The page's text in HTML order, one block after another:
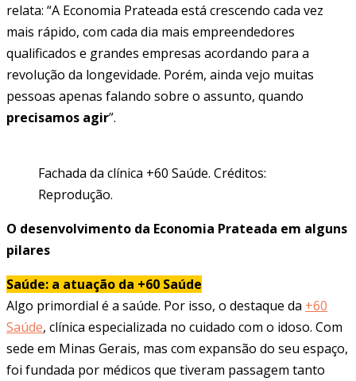
relata: “A Economia Prateada está crescendo cada vez
mais rápido, com cada dia mais empreendedores
qualificados e grandes empresas acordando para a
revolução da longevidade. Porém, ainda vejo muitas
pessoas apenas falando sobre o assunto, quando
precisamos agir”.
Fachada da clínica +60 Saúde. Créditos:
Reprodução.
O desenvolvimento da Economia Prateada em alguns
pilares
Saúde: a atuação da +60 Saúde
Algo primordial é a saúde. Por isso, o destaque da +60
Saúde, clínica especializada no cuidado com o idoso. Com
sede em Minas Gerais, mas com expansão do seu espaço,
foi fundada por médicos que tiveram passagem tanto